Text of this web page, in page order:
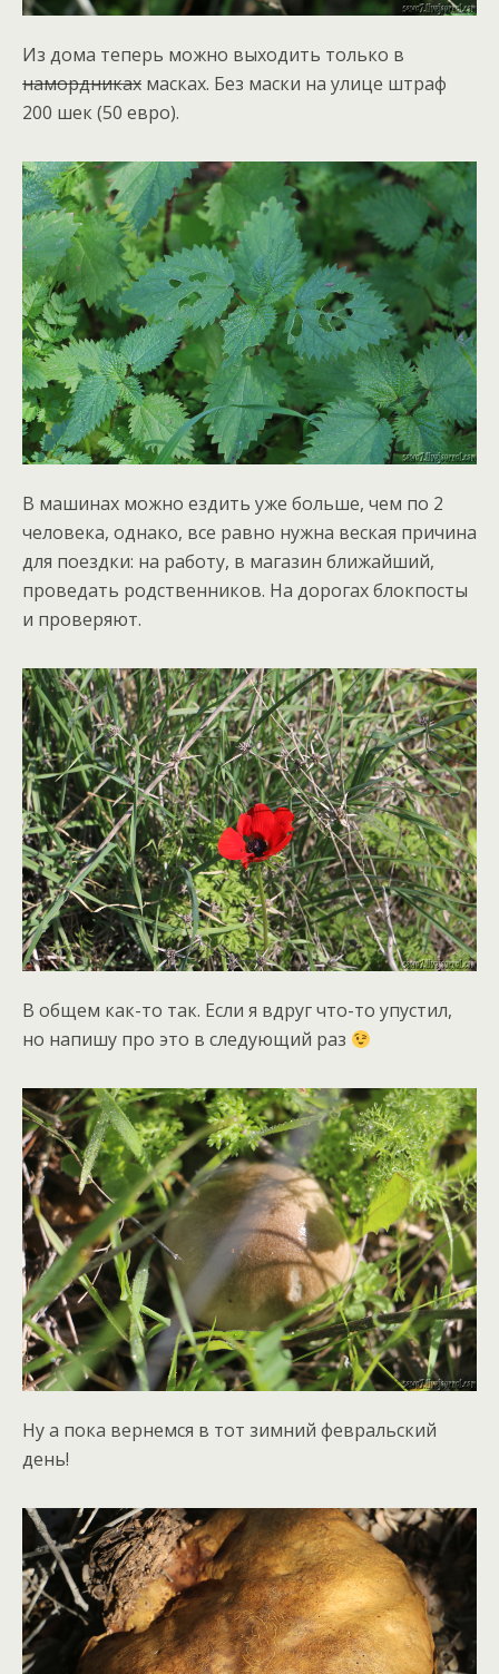
Из дома теперь можно выходить только в
намордниках масках. Без маски на улице штраф
200 шек (50 евро).
В машинах можно ездить уже больше, чем по 2
человека, однако, все равно нужна веская причина
для поездки: на работу, в магазин ближайший,
проведать родственников. На дорогах блокпосты
и проверяют.
В общем как-то так. Если я вдруг что-то упустил,
но напишу про это в следующий раз
Ну а пока вернемся в тот зимний февральский
день!